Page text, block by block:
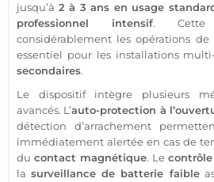
jusqu’à 2 à 3 ans en usage
professionnel intensif. Cette
considérablement les opérations
essentiel pour les installations
secondaires.
Le dispositif intègre plusieurs
avancés. L’auto-protection à
détection d’arrachement
immédiatement alertée en cas de
du contact magnétique. Le
lasurveillance de batterie faible